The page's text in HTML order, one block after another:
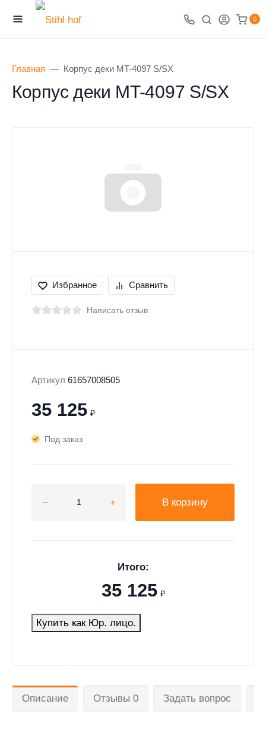
0
Главная Корпус деки МT-4097 S/SX
Корпус деки МT-4097 S/SX
Избранное Сравнить
Написать отзыв
Артикул 61657008505
35 125 ₽
Под заказ
В корзину
Итого:
35 125 ₽
Купить как Юр. лицо.
Описание Отзывы 0 Задать вопрос